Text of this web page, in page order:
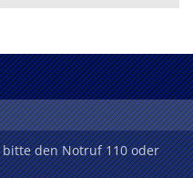
den Notruf 110 oder